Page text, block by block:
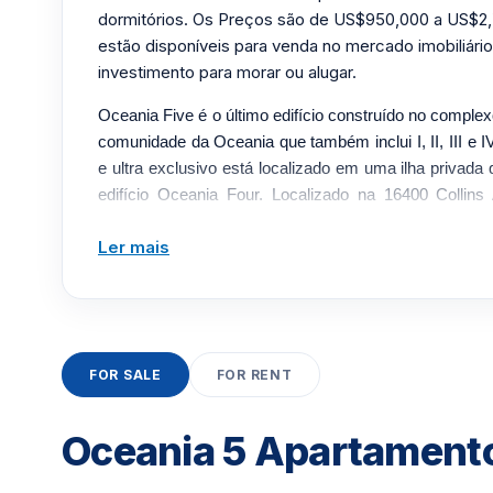
dormitórios. Os Preços são de US$950,000 a
estão disponíveis para venda no mercado
investimento para morar ou alugar.
Oceania Five é o último edifício construído no
comunidade da Oceania que também inclui I, II, III e
e ultra exclusivo está localizado em uma ilha privada
edifício Oceania Four. Localizado na 16400
exatamente o que significa viver em um
leste as serenas águas azuis do Oceano Atlântico.
complexo, pelo que lhe confere mais valor como
das melhores opções deste condomínio é que seus
piscina do prédio Um, depois a uma cabana de frente
finalmente tomar um Bar-B-Q enquanto o sol se
Ler mais
FOR SALE FOR RENT
Oceania 5